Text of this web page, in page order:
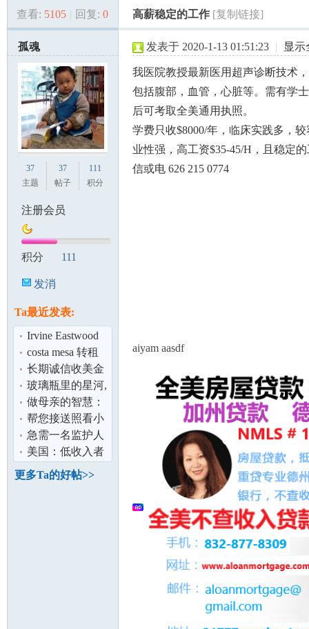
美» › ›
查看: 5105 | 回复: 0 高薪稳定的工作 [复制链接]
孤魂
37
主题
37
帖子
111
积分
注册会员
积分 111
发消
Ta最近发表:
Irvine Eastwood
Village 独栋新房
分租 室
costa mesa 转租
长期诚信收美金
与人民币
玻璃瓶里的星河,
好美啊！
做母亲的智慧：
值得大家读一读
帮您接送照看小
朋友 yorbalinda
急需一名监护人
可以到尔湾签字
的那种
美国：低收入者
领取房租代金券
更多Ta的好帖>>
发表于 2020-1-13 01:51:23 | 显示
我医院教授最新医用超声诊断技术
包括腹部，血管，心脏等。需有学
后可考取全美通用执照。
学费只收$8000/年，临床实践多，
业性强，高工资$35-45/H，且稳定
信或电 626 215 0774
aiyam aasdf